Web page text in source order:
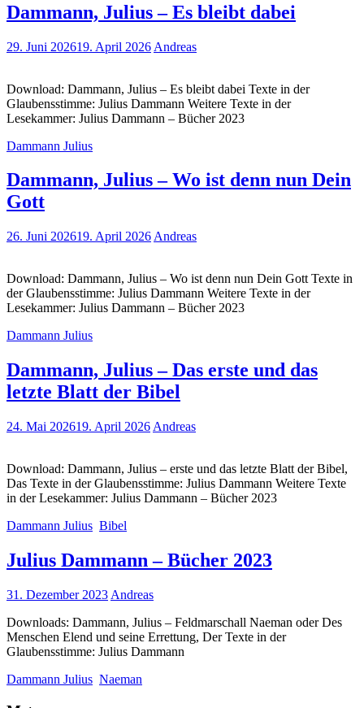
Dammann, Julius – Es bleibt dabei
29. Juni 202619. April 2026 Andreas
Download: Dammann, Julius – Es bleibt dabei Texte in der
Glaubensstimme: Julius Dammann Weitere Texte in der
Lesekammer: Julius Dammann – Bücher 2023
Dammann Julius
Dammann, Julius – Wo ist denn nun Dein
Gott
26. Juni 202619. April 2026 Andreas
Download: Dammann, Julius – Wo ist denn nun Dein Gott Texte in
der Glaubensstimme: Julius Dammann Weitere Texte in der
Lesekammer: Julius Dammann – Bücher 2023
Dammann Julius
Dammann, Julius – Das erste und das
letzte Blatt der Bibel
24. Mai 202619. April 2026 Andreas
Download: Dammann, Julius – erste und das letzte Blatt der Bibel,
Das Texte in der Glaubensstimme: Julius Dammann Weitere Texte
in der Lesekammer: Julius Dammann – Bücher 2023
Dammann Julius Bibel
Julius Dammann – Bücher 2023
31. Dezember 2023 Andreas
Downloads: Dammann, Julius – Feldmarschall Naeman oder Des
Menschen Elend und seine Errettung, Der Texte in der
Glaubensstimme: Julius Dammann
Dammann Julius Naeman